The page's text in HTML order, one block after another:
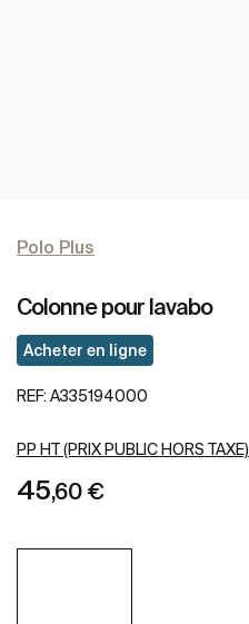
Polo Plus
Colonne pour lavabo
Acheter en ligne
REF: A335194000
PP HT (PRIX PUBLIC HORS TAXE)
45,60 €